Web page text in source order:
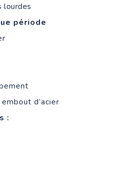
lourdes
période
d’acier
: